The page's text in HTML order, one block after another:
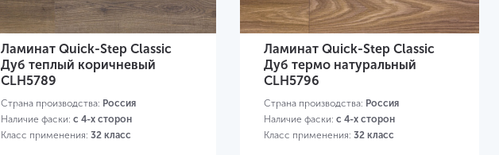
Ламинат Quick-Step Classic
Дуб теплый коричневый
CLH5789
Страна производства: Россия
Наличие фаски: с 4-х сторон
Класс применения: 32 класс
Ламинат Quick-Step Classic
Дуб термо натуральный
CLH5796
Страна производства: Россия
Наличие фаски: с 4-х сторон
Класс применения: 32 класс